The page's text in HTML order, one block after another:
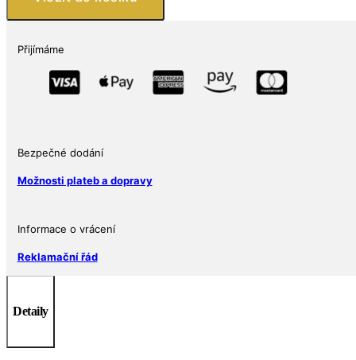
200.VÝROČÍ
NAROZENÍ
J.JUNGMANNA
Přijímáme
Bezpečné dodání
Možnosti plateb a dopravy
Informace o vrácení
Reklamační řád
Detaily